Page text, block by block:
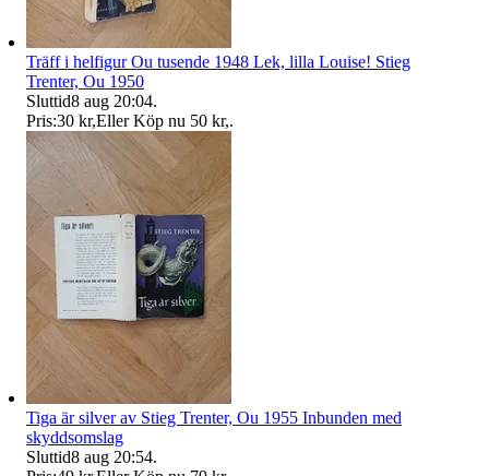
Träff i helfigur Ou tusende 1948 Lek, lilla Louise! Stieg
Trenter, Ou 1950
Sluttid8 aug 20:04.
Pris:30 kr,Eller Köp nu 50 kr,.
Tiga är silver av Stieg Trenter, Ou 1955 Inbunden med
skyddsomslag
Sluttid8 aug 20:54.